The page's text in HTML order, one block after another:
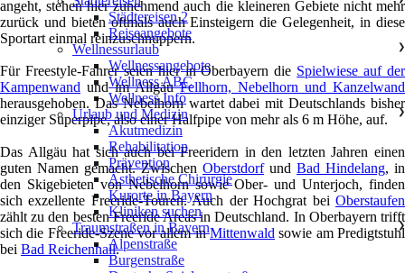
angeht, stehen hier zunehmend auch die kleineren Gebiete nicht mehr
zurück und bieten oftmals auch Einsteigern die Gelegenheit, in diese
Sportart einmal reinzuschnuppern.
Für Freestyle-Fahrer seien hier in Oberbayern die Spielwiese auf der
Kampenwand und im AllgäuFellhorn, Nebelhorn und Kanzelwand
herausgehoben. Das Nebelhorn wartet dabei mit Deutschlands bisher
einziger Superpipe, also einer Halfpipe von mehr als 6 m Höhe, auf.
Das Allgäu hat sich auch bei Freeridern in den letzten Jahren einen
guten Namen gemacht. Zwischen Oberstdorfund Bad Hindelang, in
den Skigebieten von Nebelhorn sowie Ober- und Unterjoch, finden
sich exzellente Freeride-Touren. Auch der Hochgrat bei Oberstaufen
zählt zu den besten Freeride Areas in Deutschland. In Oberbayern trifft
sich die Freeride-Szene vor allem inMittenwald sowie am Predigtstuhl
bei Bad Reichenhall.
Städtereisen 2
Reiseangebote
Wellnessurlaub
❯
Wellnessangebote
Wellness ABC
Wellness Info
Urlaub und Medizin
❯
Akutmedizin
Rehabilitation
Prävention
Ästhetische Chirurgie
Kurorte in Bayern
Kliniken suchen
Traumstraßen in Bayern
❯
Alpenstraße
Burgenstraße